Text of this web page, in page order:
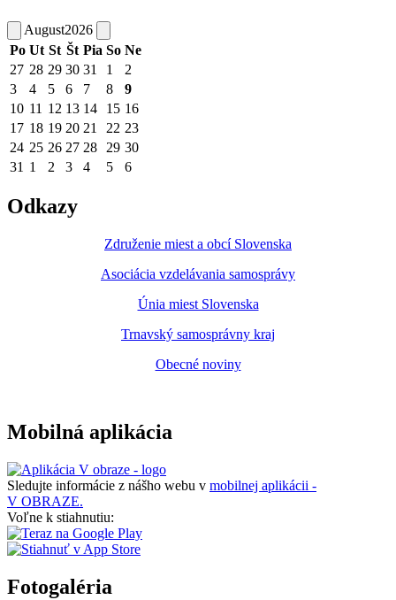
August2026
Po Ut St Št Pia So Ne
27 28 29 30 31 1
2
3
4 5 6 7 8
9
10 11 12 13 14 15 16
17 18 19 20 21 22 23
24 25 26 27 28 29 30
31 1 2 3 4 5 6
Odkazy
Združenie miest a obcí Slovenska
Asociácia vzdelávania samosprávy
Únia miest Slovenska
Trnavský samosprávny kraj
Obecné noviny
Mobilná aplikácia
Sledujte informácie z nášho webu v mobilnej aplikácii -
V OBRAZE.
Voľne k stiahnutiu:
Fotogaléria